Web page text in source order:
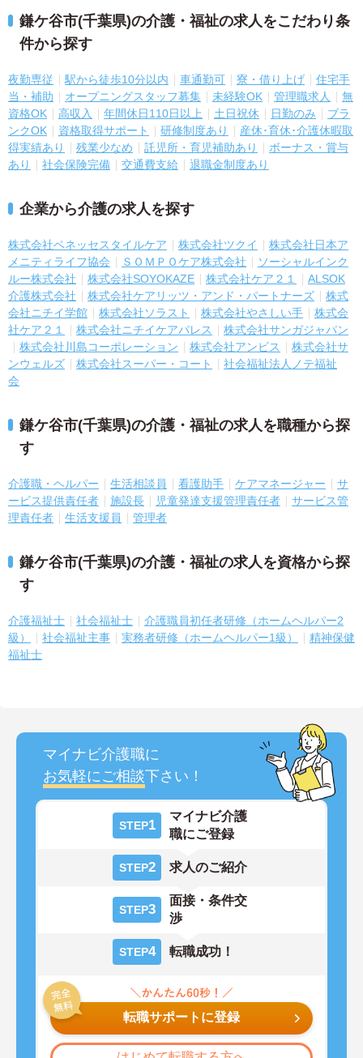
鎌ケ谷市(千葉県)の介護・福祉の求人をこだわり条
件から探す
夜勤専従 駅から徒歩10分以内 車通勤可 寮・借り上げ
住宅手
当・補助
オープニングスタッフ募集 未経験OK 管理職求人
無
資格OK
高収入 年間休日110日以上 土日祝休 日勤のみ
ブラ
ンクOK
資格取得サポート 研修制度あり
産休･育休･介護休暇取
得実績あり
残業少なめ 託児所・育児補助あり
ボーナス・賞与
あり
社会保険完備 交通費支給 退職金制度あり
企業から介護の求人を探す
株式会社ベネッセスタイルケア 株式会社ツクイ
株式会社日本ア
メニティライフ協会
ＳＯＭＰＯケア株式会社
ソーシャルインク
ルー株式会社
株式会社SOYOKAZE 株式会社ケア２１
ALSOK
介護株式会社
株式会社ケアリッツ・アンド・パートナーズ
株式
会社ニチイ学館
株式会社ソラスト 株式会社やさしい手
株式会
社ケア２１
株式会社ニチイケアパレス
株式会社サンガジャパン
株式会社川島コーポレーション
株式会社アンビス
株式会社サ
ンウェルズ
株式会社スーパー・コート
社会福祉法人ノテ福祉
会
鎌ケ谷市(千葉県)の介護・福祉の求人を職種から探
す
介護職・ヘルパー 生活相談員 看護助手 ケアマネージャー
サ
ービス提供責任者
施設長 児童発達支援管理責任者
サービス管
理責任者
生活支援員 管理者
鎌ケ谷市(千葉県)の介護・福祉の求人を資格から探
す
介護福祉士 社会福祉士
介護職員初任者研修（ホームヘルパー2
級）
社会福祉主事 実務者研修（ホームヘルパー1級）
精神保健
福祉士
マイナビ介護職に
お気軽にご相談下さい！
STEP1
マイナビ介護
職にご登録
STEP2 求人のご紹介
STEP3
面接・条件交
渉
STEP4 転職成功！
転職サポートに登録